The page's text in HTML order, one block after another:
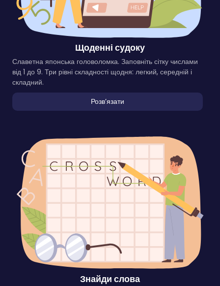
Щоденні судоку
Славетна японська головоломка. Заповніть сітку числами
від 1 до 9. Три рівні складності щодня: легкий, середній і
складний.
Розвʼязати
Знайди слова